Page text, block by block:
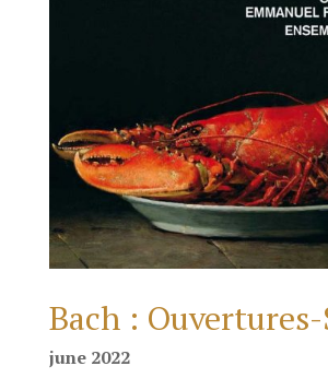
Bach :
june 2022